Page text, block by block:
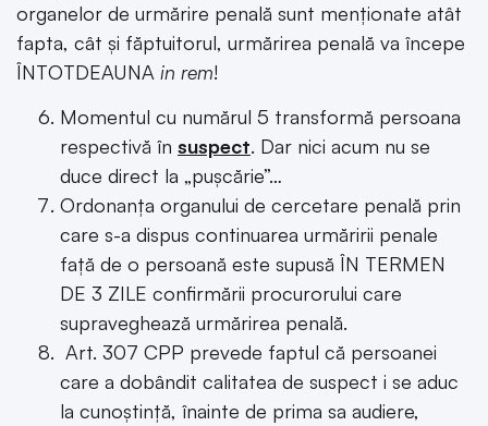
organelor de urmărire penală sunt menționate atât
fapta, cât și făptuitorul, urmărirea penală va începe
ÎNTOTDEAUNA in rem!
Momentul cu numărul 5 transformă persoana
respectivă în suspect. Dar nici acum nu se
duce direct la „pușcărie”…
Ordonanța organului de cercetare penală prin
care s-a dispus continuarea urmăririi penale
față de o persoană este supusă ÎN TERMEN
DE 3 ZILE confirmării procurorului care
supraveghează urmărirea penală.
Art. 307 CPP prevede faptul că persoanei
care a dobândit calitatea de suspect i se aduc
la cunoștință, înainte de prima sa audiere,